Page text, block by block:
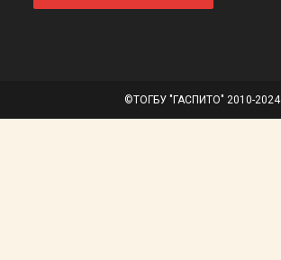
©ТОГБУ "ГАСПИТО" 2010-2024